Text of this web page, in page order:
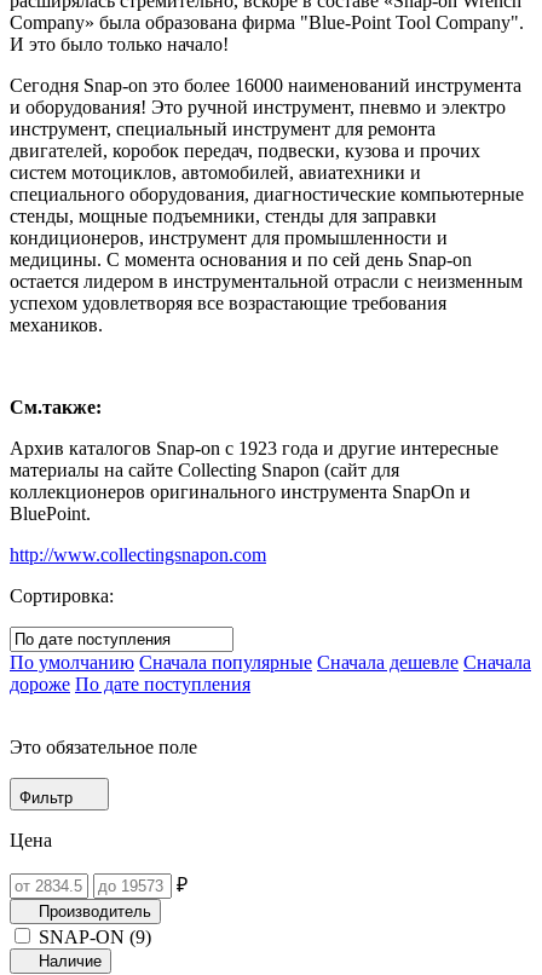
Company» была образована фирма "Blue-Point Tool Company".
И это было только начало!
Сегодня Snap-on это более 16000 наименований инструмента
и оборудования! Это ручной инструмент, пневмо и электро
инструмент, специальный инструмент для ремонта
двигателей, коробок передач, подвески, кузова и прочих
систем мотоциклов, автомобилей, авиатехники и
специального оборудования, диагностические компьютерные
стенды, мощные подъемники, стенды для заправки
кондиционеров, инструмент для промышленности и
медицины. С момента основания и по сей день Snap-on
остается лидером в инструментальной отрасли с неизменным
успехом удовлетворяя все возрастающие требования
механиков.
См.также:
Архив каталогов Snap-on с 1923 года и другие интересные
материалы на сайте Collecting Snapon (сайт для
коллекционеров оригинального инструмента SnapOn и
BluePoint.
http://www.collectingsnapon.com
Сортировка:
По умолчанию Сначала популярные Сначала дешевле Сначала
дороже По дате поступления
Это обязательное поле
Фильтр
Цена
₽
Производитель
SNAP-ON (9)
Наличие